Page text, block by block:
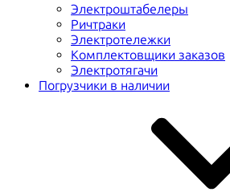
Электроштабелеры
Ричтраки
Электротележки
Комплектовщики заказов
Электротягачи
Погрузчики в наличии